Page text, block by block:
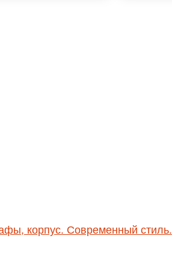
корпус. Современный стиль.